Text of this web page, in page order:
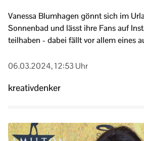
Vanessa Blumhagen gönnt sich im
Sonnenbad und lässt ihre Fans auf
teilhaben - dabei fällt vor allem eines
06.03.2024, 12:53 Uhr
kreativdenker